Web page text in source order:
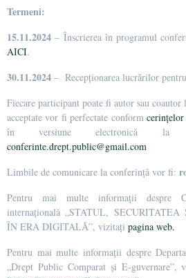
Termeni:
15.11.2024 – Înscrierea în programul
AICI.
30.11.2024 – Recepționarea lucrărilor
Fiecare participant poate fi autor sau
acceptate vor fi perfectate conform
în versiune electronică la
conferinte.drept.public@gmail.com
Limbile de comunicare la conferință vor fi:
Pentru mai multe informații despre
internațională „STATUL,
ÎN ERA DIGITALĂ”, vizitați pagina web.
Pentru mai multe informații despre
„Drept Public Comparat și E-